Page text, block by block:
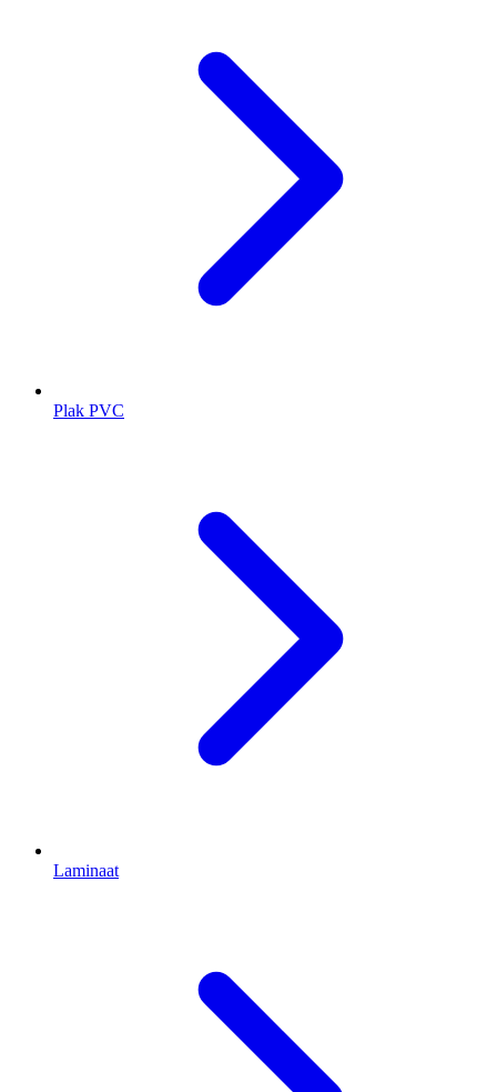
Plak PVC
Laminaat